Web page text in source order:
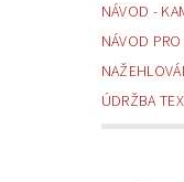
NÁVOD -
NÁVOD
ÚDRŽBA